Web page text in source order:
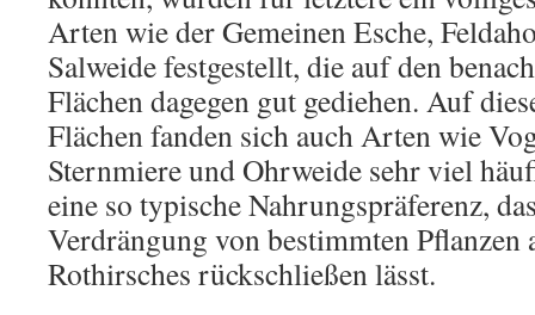
Arten wie der Gemeinen Esche,
Salweide festgestellt, die auf den
Flächen dagegen gut gediehen. Auf
Flächen fanden sich auch Arten wie
Sternmiere und Ohrweide sehr viel
eine so typische Nahrungspräferenz,
Verdrängung von bestimmten Pflanzen
Rothirsches rückschließen lässt.